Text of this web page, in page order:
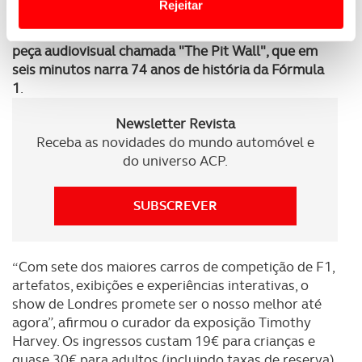
personalizar conteúdos e anúncios, para lhe proporcionar
funcionalidades de redes sociais, bem como para
analisar dados de navegação no nosso website.
Adicionalmente partilhamos informação, relativa à sua
utilização do nosso site de publicidade e de análise, com
parceiros e organizações na UE e em países terceiros.
O ACP garantirá que as transferências internacionais de
dados pessoais serão realizadas apenas com o seu
necessário no contexto dos serviços a prestar.
Realçamos que o bloqueio de certo tipo de Cookies e
tecnologias similares pode ter impacto na sua
experiência de navegação no Website e nos serviços
Rejeitar
apelidade de "Sobrevivência".Além de simuladores
e jogos interativos, a exposição termina com uma
peça audiovisual chamada "The Pit Wall", que em
seis minutos narra 74 anos de história da Fórmula
1.
Newsletter Revista
Receba as novidades do mundo automóvel e
do universo ACP.
SUBSCREVER
“Com sete dos maiores carros de competição de F1,
artefatos, exibições e experiências interativas, o
show de Londres promete ser o nosso melhor até
agora”, afirmou o curador da exposição Timothy
Harvey. Os ingressos custam 19€ para crianças e